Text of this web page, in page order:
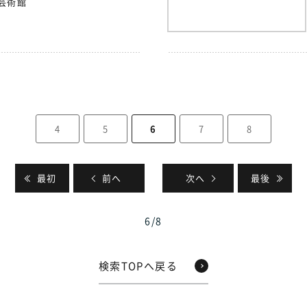
4 5 6 7 8
最初 前へ 次へ 最後
6/8
検索TOPへ戻る